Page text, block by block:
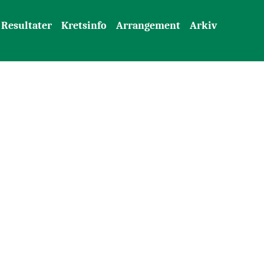
Resultater Kretsinfo Arrangement Arkiv